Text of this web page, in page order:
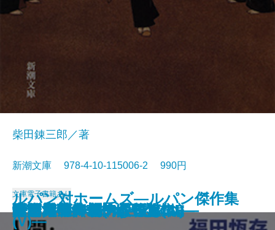
女坂
ぼんち
江戸川乱歩傑作選
駅前旅館
永すぎた春
眠狂四郎無頼控〔五〕
眠狂四郎無頼控〔四〕
眠狂四郎無頼控〔三〕
眠狂四郎無頼控〔二〕
眠狂四郎無頼控〔一〕
柴田錬三郎／著
新潮文庫 978-4-10-115006-2 990円
文庫電子書籍あり
人間・この劇的なるもの
ドイル傑作集(III)―恐怖編―
海と毒薬
暖簾
パニック・裸の王様
ルパン対ホームズ―ルパン傑作集
(V)―
青い鳥
白い人・黄色い人
奇岩城―ルパン傑作集(III)―
雨・赤毛―モーム短篇集I―